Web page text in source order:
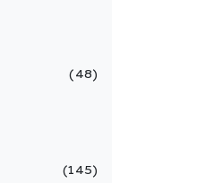
48
145